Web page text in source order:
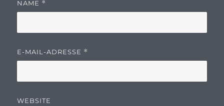
NAME *
E-MAIL-ADRESSE *
WEBSITE